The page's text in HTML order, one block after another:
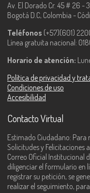
Av. El Dorado Cr. 45 # 26 -
Bogotá D.C, Colombia -
Teléfonos (+57)(601)
Línea gratuita nacional:
Horario de atención:
Política de privacidad y
Condiciones de uso
Accesibilidad
Contacto Virtual
Estimado Ciudadano: Para
Solicitudes y Felicitaciones
Correo Oficial Institucional
diligenciar el formulario en
registrar su petición, se
realizar el seguimiento,